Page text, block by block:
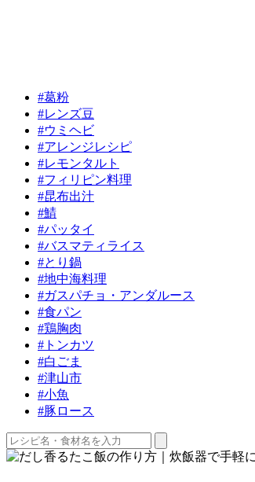
#葛粉
#レンズ豆
#ウミヘビ
#アレンジレシピ
#レモンタルト
#フィリピン料理
#昆布出汁
#鯖
#パッタイ
#バスマティライス
#とり鍋
#地中海料理
#ガスパチョ・アンダルース
#食パン
#鶏胸肉
#トンカツ
#白ごま
#津山市
#小魚
#豚ロース